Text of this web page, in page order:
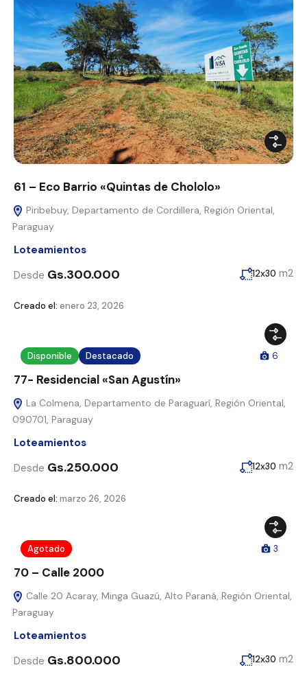
61 – Eco Barrio «Quintas de Chololo»
Piribebuy, Departamento de Cordillera, Región Oriental,
Paraguay
Loteamientos
Desde Gs.300.000 12x30 m2
Creado el: enero 23, 2026
Disponible Destacado 6
77- Residencial «San Agustín»
La Colmena, Departamento de Paraguarí, Región Oriental,
090701, Paraguay
Loteamientos
Desde Gs.250.000 12x30 m2
Creado el: marzo 26, 2026
Agotado 3
70 – Calle 2000
Calle 20 Acaray, Minga Guazú, Alto Paraná, Región Oriental,
Paraguay
Loteamientos
Desde Gs.800.000 12x30 m2